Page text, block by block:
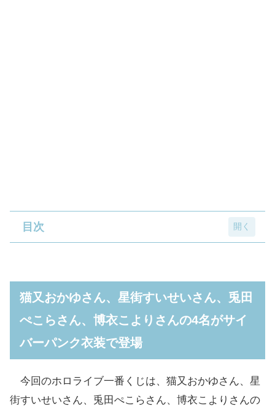
目次
こらさん、博衣こよりさんの4名がサイバー
パンク衣装で登場
猫又おかゆ賞「猫又おかゆ フィギュア」
星街すいせい賞「星街すいせい フィギュア」
博衣こより賞「博衣こより フィギュア」
猫又おかゆさん、星街すいせいさん、兎田
ぺこらさん、博衣こよりさんの4名がサイ
バーパンク衣装で登場
今回のホロライブ一番くじは、猫又おかゆさん、星
街すいせいさん、兎田ぺこらさん、博衣こよりさんの